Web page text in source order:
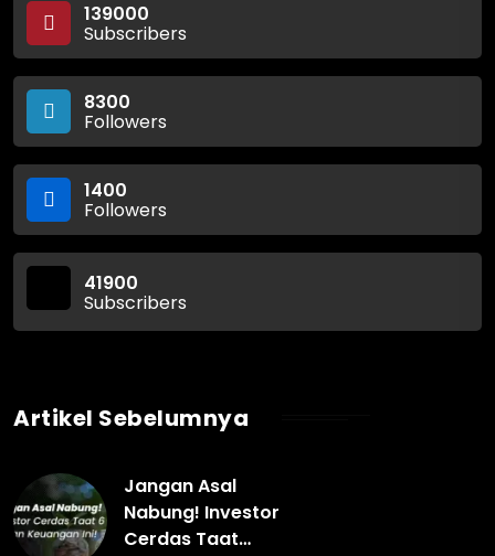
139000
Subscribers
8300
Followers
1400
Followers
41900
Subscribers
Artikel Sebelumnya
Jangan Asal
Nabung! Investor
Cerdas Taat…